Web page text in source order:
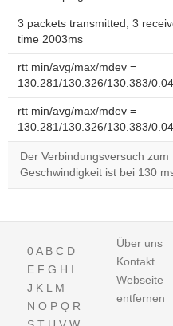
3 packets transmitted, 3
time 2003ms
rtt min/avg/max/mdev =
130.281/130.326/130.383/
rtt min/avg/max/mdev =
130.281/130.326/130.383/
Der Verbindungsversuch
Geschwindigkeit ist bei 130
0A B C D
E F G H I
J K L M
N O P Q R
Über uns
Kontakt
Webseite
entfernen